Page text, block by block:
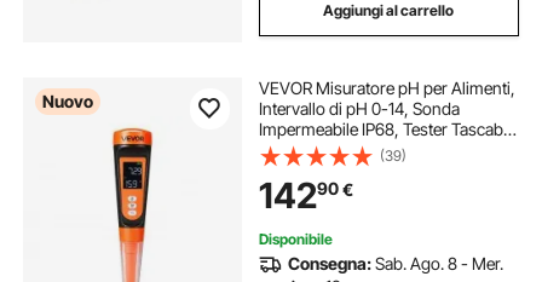
Aggiungi al carrello
Nuovo
VEVOR Misuratore pH per Alimenti,
Intervallo di pH 0-14, Sonda
Impermeabile IP68, Tester Tascabile
con Compensazione Temperatura e
Bustine di Polvere Calibrazione, per
Fermentazione Alimentare e Carni
(39)
14290€
Disponibile
Consegna:Sab. Ago. 8 - Mer.